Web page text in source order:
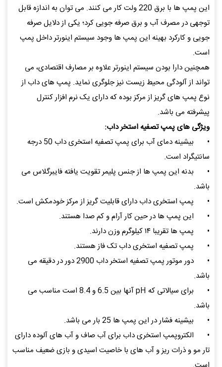
این پمپ ها با برق 220 ولت کار می کنند. می توان به اندازه قابل
توجهی در مصرف آب و برق صرفه جویی کرد؛ یکی از دلایل صرفه
جویی و کارکرد بهینه این پمپ ها وجود سیستم اینورتر داخل پمپ
است.
همچنین دارا بودن سیستم اینورتر علاوه بر مصارف اقتصادی، می
تواند از آلودگی محیط زیست نیز جلوگری نماید. پمپ های داب از
نوع پمپ های گریز از مرکز بوده که دارای یک نرم افزار کنترل
پیشرفته می باشد.
ویژگی های پمپ تصفیه استخر داب:
•
بیشینه دمای آب برای پمپ تصفیه استخری داب 50 درجه
سانتیگراد است.
•
بدنه این پمپ ها از جنس پلیمر تقویت یافته فایبرگلاس می
باشد.
•
پمپ استخری داب دارای قابلیت گریز از مرکز خودمکش است.
•
این پمپ ها در حین کار آرام و کم صدا هستند.
•
پمپ ها تقریبا ۱۴ کیلوگرم وزن دارند.
•
پمپ تصفیه استخری داب تک فاز هستند.
•
دور موتور پمپ تصفیه استخر داب 2900 دور در دقیقه می
باشد.
•
برای سیالاتی که pH آنها بین 6.5 و 8.4 است مناسب می
باشد.
•
بیشینه فشار در این پمپ ها 25 بار می باشد.
•
الکتروپمپ استخری داب برای آب صاف و آب های آلوده دارای
تار مو و ذرات ریز و آب های با خاصیت اسیدی و بازی ضعیف مناسب